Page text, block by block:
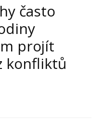
často
projít
konfliktů